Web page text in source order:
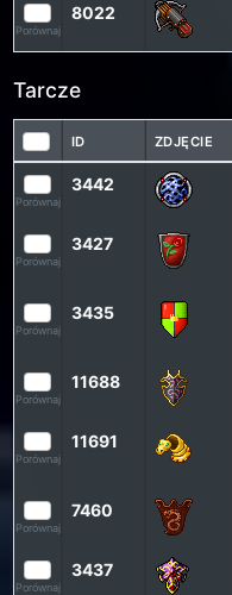
Porównaj
8022
Tarcze
ID ZDJĘCIE
Porównaj
3442
Porównaj
3427
Porównaj
3435
Porównaj
11688
Porównaj
11691
Porównaj
7460
Porównaj
3437